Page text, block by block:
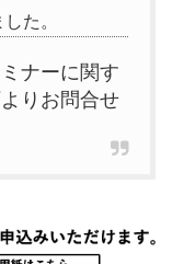
た。
ナーに関す
りお問合せ